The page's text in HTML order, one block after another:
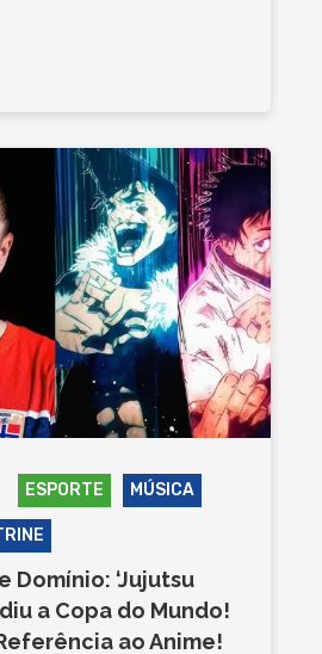
ESPORTE MÚSICA
Domínio: ‘Jujutsu
a Copa do Mundo!
ao Anime!